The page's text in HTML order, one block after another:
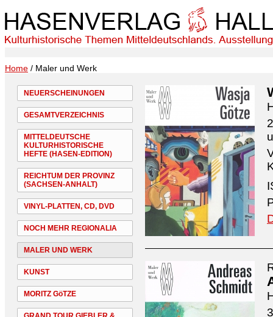
Home / Maler und Werk
NEUERSCHEINUNGEN
GESAMTVERZEICHNIS
MITTELDEUTSCHE
KULTURHISTORISCHE
HEFTE (HASEN-EDITION)
REICHTUM DER PROVINZ
(SACHSEN-ANHALT)
VINYL-PLATTEN, CD, DVD
NOCH MEHR REGIONALIA
MALER UND WERK
KUNST
MORITZ GöTZE